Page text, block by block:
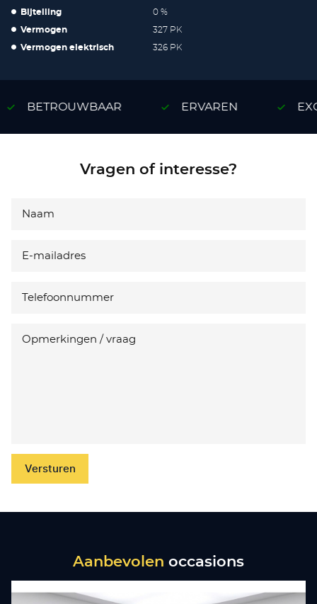
Bijtelling 0 %
Vermogen 327 PK
Vermogen elektrisch 326 PK
BETROUWBAAR ERVAREN
Vragen of interesse?
Versturen
Aanbevolen occasions